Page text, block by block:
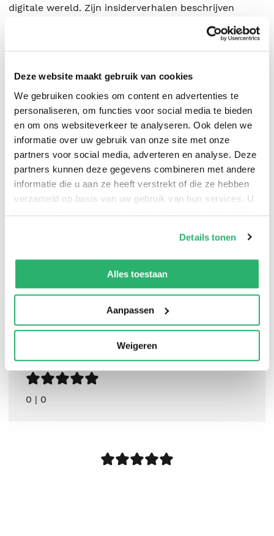
Deze website maakt gebruik van cookies
We gebruiken cookies om content en advertenties te
personaliseren, om functies voor social media te bieden
en om ons websiteverkeer te analyseren. Ook delen we
informatie over uw gebruik van onze site met onze
partners voor social media, adverteren en analyse. Deze
partners kunnen deze gegevens combineren met andere
informatie die u aan ze heeft verstrekt of die ze hebben
verzameld op basis van uw gebruik van hun services. U
kunt op ieder moment uw cookievoorkeuren aanpassen
We werken samen met42 derdendie uw gegevens
kunnen ontvangen en verwerken.
Details tonen
Alles toestaan
Aanpassen
Weigeren
digitale wereld. Zijn insiderverhalen beschrijven
recente cases uit onder andere België, Nederland en
'Mijn belangrijkste taak is om de som van het losgeld
naar beneden te krijgen. Want betalen zul je bijna
altijd.'
- Geert Baudewijns
0 | 0